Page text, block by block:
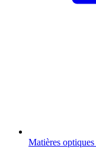
Matières optiques